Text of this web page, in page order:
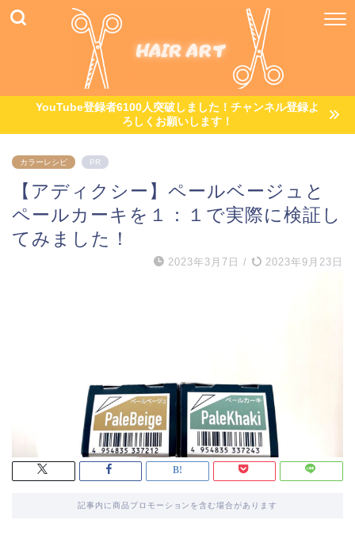
YouTube登録者6100人突破しました！チャンネル登録よ
ろしくお願いします！
カラーレシピ PR
【アディクシー】ペールベージュと
ペールカーキを１：１で実際に検証し
てみました！
2023年3月7日 / 2023年9月23日
記事内に商品プロモーションを含む場合があります